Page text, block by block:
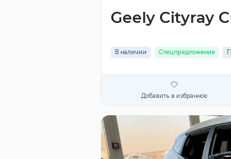
Geely Cityray
В наличии Спецпредложение
Добавить в избранное